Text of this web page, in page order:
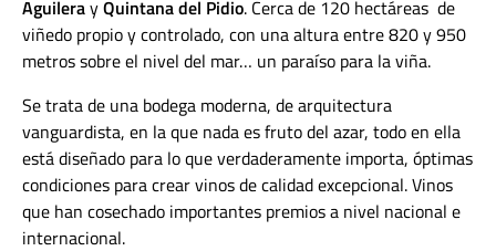
AguilerayQuintana del Pidio. Cerca de 120 hectáreas de
viñedo propio y controlado, con una altura entre 820 y 950
metros sobre el nivel del mar… un paraíso para la viña.
Se trata de una bodega moderna, de arquitectura
vanguardista, en la que nada es fruto del azar, todo en ella
está diseñado para lo que verdaderamente importa, óptimas
condiciones para crear vinos de calidad excepcional. Vinos
que han cosechado importantes premios a nivel nacional e
internacional.